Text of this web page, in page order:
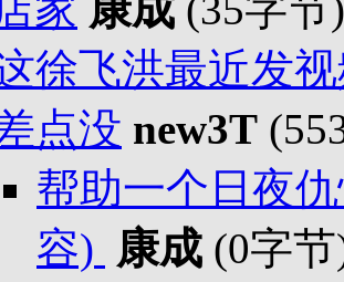
徐飞洪最近发
点没 new3T
帮助一个日夜
容) 康成 (0字